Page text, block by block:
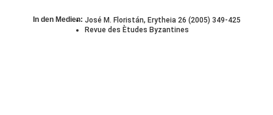
In den Medien: José M. Floristán, Erytheia 26 (2005) 349-425
Revue des Ètudes Byzantines